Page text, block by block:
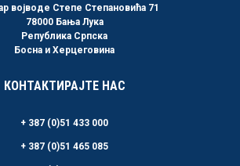
војводе Степе Степановића 71
78000 Бања Лука
Република Српска
Босна и Херцеговина
КОНТАКТИРАЈТЕ НАС
+ 387 (0)51 433 000
+ 387 (0)51 465 085